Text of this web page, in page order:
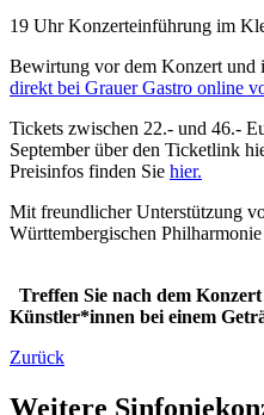
19 Uhr Konzerteinführung im
Bewirtung vor dem Konzert und
direkt bei Grauer Gastro online
Tickets zwischen 22.- und 46.-
September über den Ticketlink
Preisinfos finden Sie hier.
Mit freundlicher Unterstützung
Württembergischen
Treffen Sie nach dem
Künstler*innen bei einem
Zurück
Weitere